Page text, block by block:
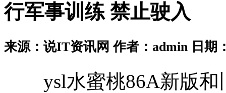
行军事训练 禁止驶入
来源：说IT资讯网 作者：admin 日期
ysl水蜜桃86A新版和